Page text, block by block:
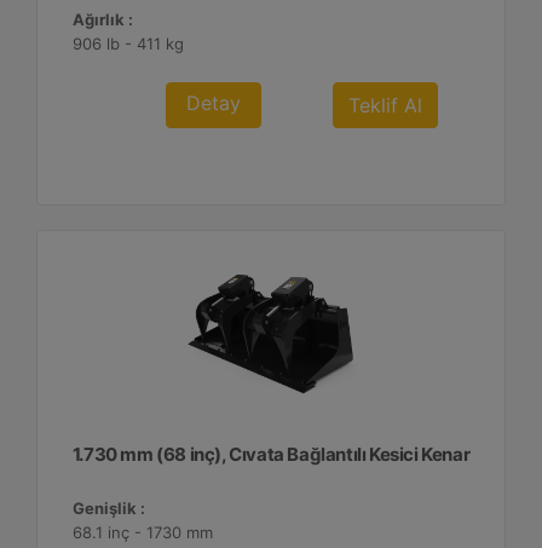
Ağırlık :
906 lb - 411 kg
Detay Teklif Al
1.730 mm (68 inç), Cıvata Bağlantılı Kesici Kenar
Genişlik :
68.1 inç - 1730 mm